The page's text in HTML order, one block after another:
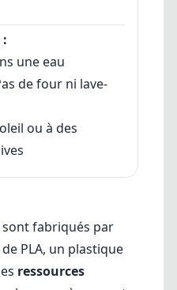
sont fabriqués par
PLA, un plastique
ressources
une eau
de four ni lave-
ou à des